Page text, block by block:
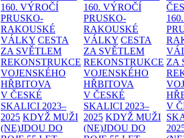
160. VÝROČÍ
PRUSKO-
RAKOUSKÉ
VÁLKY CESTA
ZA SVĚTLEM
REKONSTRUKCE
VOJENSKÉHO
HŘBITOVA
V ČESKÉ
SKALICI 2023–
2025 KDYŽ MUŽI
(NE)JDOU DO
160. VÝROČÍ
PRUSKO-
RAKOUSKÉ
VÁLKY CESTA
ZA SVĚTLEM
REKONSTRUKCE
VOJENSKÉHO
HŘBITOVA
V ČESKÉ
SKALICI 2023–
2025 KDYŽ MUŽI
(NE)JDOU DO
ZA
V